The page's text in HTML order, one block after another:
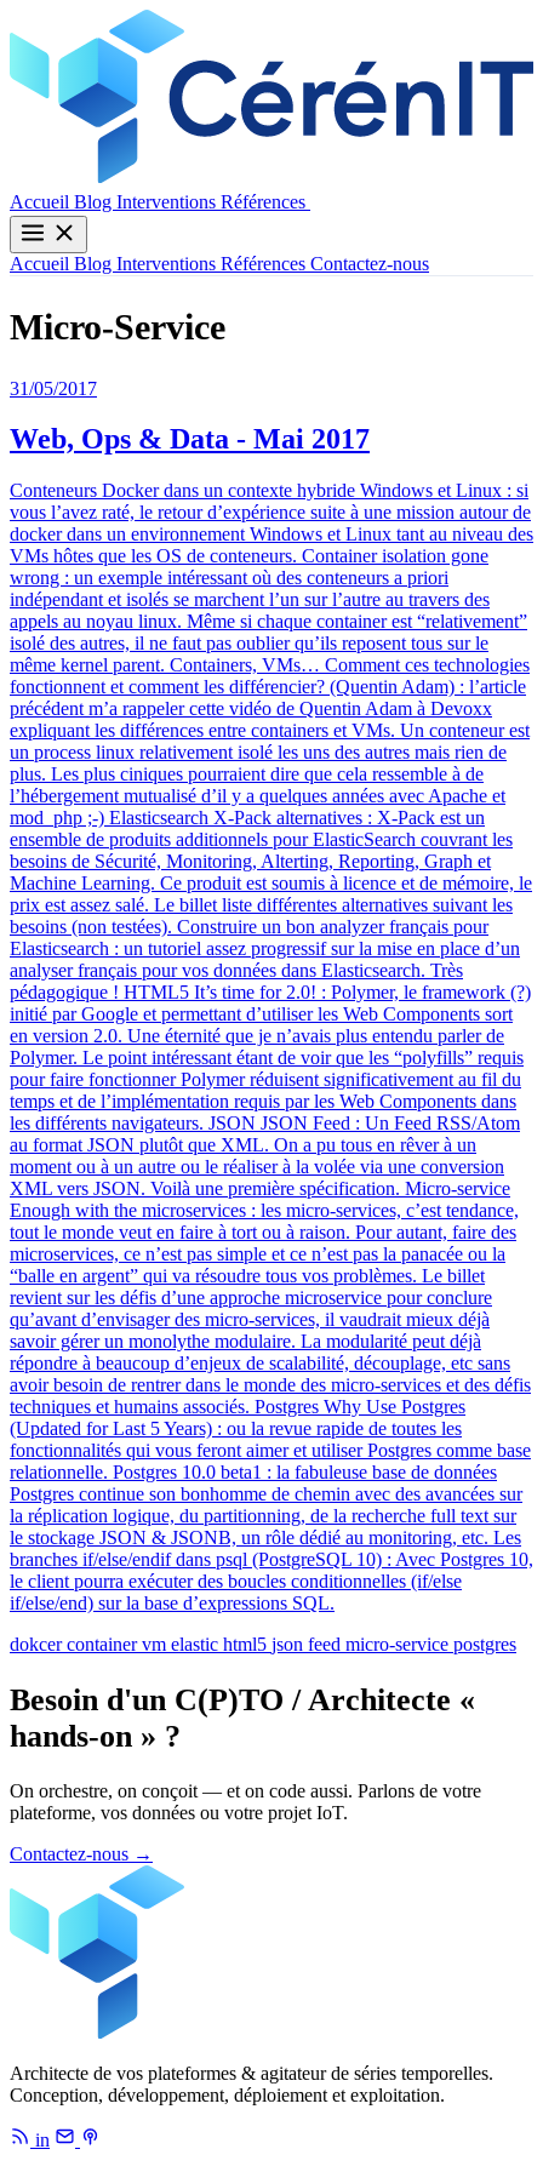
Accueil Blog Interventions Références
Accueil Blog Interventions Références Contactez-nous
Micro-Service
31/05/2017
Web, Ops & Data - Mai 2017
Conteneurs Docker dans un contexte hybride Windows et Linux : si
vous l’avez raté, le retour d’expérience suite à une mission autour de
docker dans un environnement Windows et Linux tant au niveau des
VMs hôtes que les OS de conteneurs. Container isolation gone
wrong : un exemple intéressant où des conteneurs a priori
indépendant et isolés se marchent l’un sur l’autre au travers des
appels au noyau linux. Même si chaque container est “relativement”
isolé des autres, il ne faut pas oublier qu’ils reposent tous sur le
même kernel parent. Containers, VMs… Comment ces technologies
fonctionnent et comment les différencier? (Quentin Adam) : l’article
précédent m’a rappeler cette vidéo de Quentin Adam à Devoxx
expliquant les différences entre containers et VMs. Un conteneur est
un process linux relativement isolé les uns des autres mais rien de
plus. Les plus ciniques pourraient dire que cela ressemble à de
l’hébergement mutualisé d’il y a quelques années avec Apache et
mod_php ;-) Elasticsearch X-Pack alternatives : X-Pack est un
ensemble de produits additionnels pour ElasticSearch couvrant les
besoins de Sécurité, Monitoring, Alterting, Reporting, Graph et
Machine Learning. Ce produit est soumis à licence et de mémoire, le
prix est assez salé. Le billet liste différentes alternatives suivant les
besoins (non testées). Construire un bon analyzer français pour
Elasticsearch : un tutoriel assez progressif sur la mise en place d’un
analyser français pour vos données dans Elasticsearch. Très
pédagogique ! HTML5 It’s time for 2.0! : Polymer, le framework (?)
initié par Google et permettant d’utiliser les Web Components sort
en version 2.0. Une éternité que je n’avais plus entendu parler de
Polymer. Le point intéressant étant de voir que les “polyfills” requis
pour faire fonctionner Polymer réduisent significativement au fil du
temps et de l’implémentation requis par les Web Components dans
les différents navigateurs. JSON JSON Feed : Un Feed RSS/Atom
au format JSON plutôt que XML. On a pu tous en rêver à un
moment ou à un autre ou le réaliser à la volée via une conversion
XML vers JSON. Voilà une première spécification. Micro-service
Enough with the microservices : les micro-services, c’est tendance,
tout le monde veut en faire à tort ou à raison. Pour autant, faire des
microservices, ce n’est pas simple et ce n’est pas la panacée ou la
“balle en argent” qui va résoudre tous vos problèmes. Le billet
revient sur les défis d’une approche microservice pour conclure
qu’avant d’envisager des micro-services, il vaudrait mieux déjà
savoir gérer un monolythe modulaire. La modularité peut déjà
répondre à beaucoup d’enjeux de scalabilité, découplage, etc sans
avoir besoin de rentrer dans le monde des micro-services et des défis
techniques et humains associés. Postgres Why Use Postgres
(Updated for Last 5 Years) : ou la revue rapide de toutes les
fonctionnalités qui vous feront aimer et utiliser Postgres comme base
relationnelle. Postgres 10.0 beta1 : la fabuleuse base de données
Postgres continue son bonhomme de chemin avec des avancées sur
la réplication logique, du partitionning, de la recherche full text sur
le stockage JSON & JSONB, un rôle dédié au monitoring, etc. Les
branches if/else/endif dans psql (PostgreSQL 10) : Avec Postgres 10,
le client pourra exécuter des boucles conditionnelles (if/else
if/else/end) sur la base d’expressions SQL.
dokcer container vm elastic html5 json feed micro-service postgres
Besoin d'un C(P)TO / Architecte «
hands-on » ?
On orchestre, on conçoit — et on code aussi. Parlons de votre
plateforme, vos données ou votre projet IoT.
Contactez-nous →
Architecte de vos plateformes & agitateur de séries temporelles.
Conception, développement, déploiement et exploitation.
in